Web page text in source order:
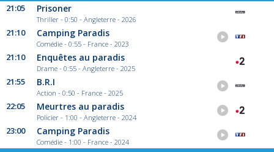
21:05 Prisoner
Thriller - 0:50 - Angleterre - 2026
21:10 Camping Paradis
Comédie - 0:55 - France - 2023
21:10 Enquêtes au paradis
Drame - 0:55 - Angleterre - 2025
21:55 B.R.I
Action - 0:50 - France - 2025
22:05 Meurtres au paradis
Policier - 1:00 - Angleterre - 2024
23:00 Camping Paradis
Comédie - 1:00 - France - 2024